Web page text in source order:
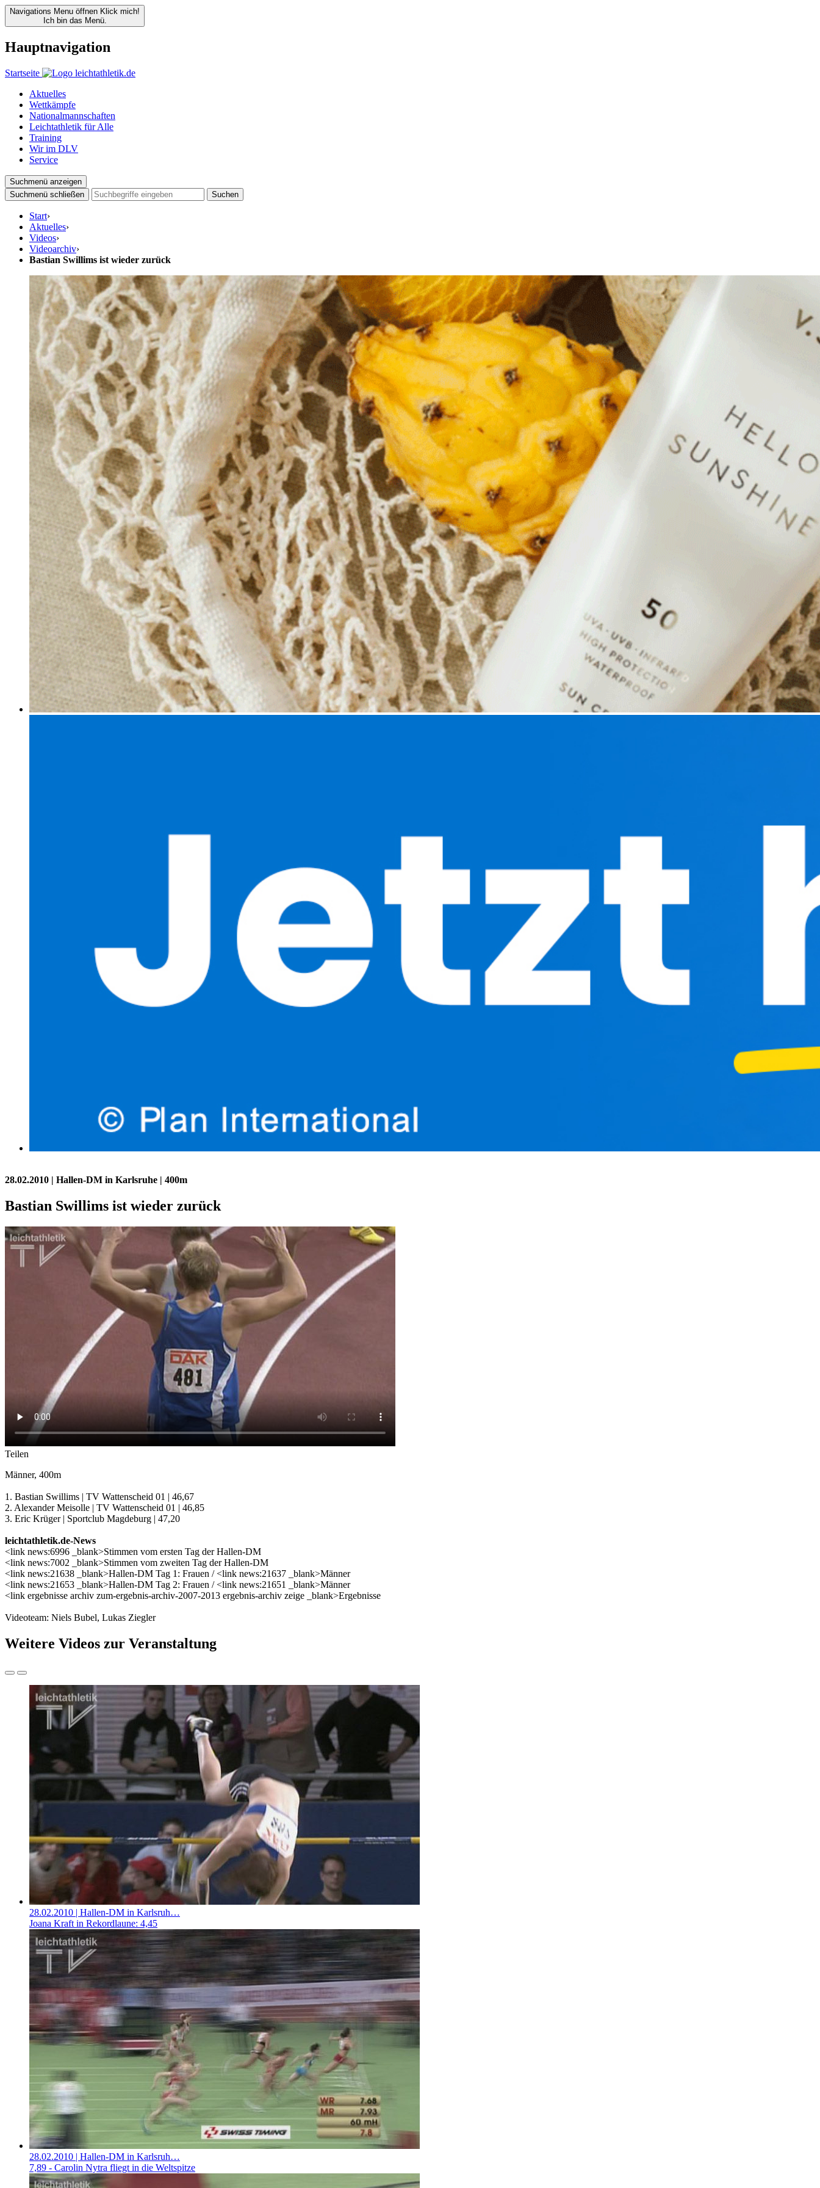
Navigations Menu öffnen Klick mich!
Ich bin das Menü.
Hauptnavigation
Startseite
Aktuelles
Wettkämpfe
Nationalmannschaften
Leichtathletik für Alle
Training
Wir im DLV
Service
Suchmenü anzeigen
Suchmenü schließen
Suchen
Start›
Aktuelles›
Videos›
Videoarchiv›
Bastian Swillims ist wieder zurück
28.02.2010 | Hallen-DM in Karlsruhe | 400m
Bastian Swillims ist wieder zurück
Teilen
Männer, 400m
1. Bastian Swillims | TV Wattenscheid 01 | 46,67
2. Alexander Meisolle | TV Wattenscheid 01 | 46,85
3. Eric Krüger | Sportclub Magdeburg | 47,20
leichtathletik.de-News
<link news:6996 _blank>Stimmen vom ersten Tag der Hallen-DM
<link news:7002 _blank>Stimmen vom zweiten Tag der Hallen-DM
<link news:21638 _blank>Hallen-DM Tag 1: Frauen / <link news:21637 _blank>Männer
<link news:21653 _blank>Hallen-DM Tag 2: Frauen / <link news:21651 _blank>Männer
<link ergebnisse archiv zum-ergebnis-archiv-2007-2013 ergebnis-archiv zeige _blank>Ergebnisse
Videoteam: Niels Bubel, Lukas Ziegler
Weitere Videos zur Veranstaltung
28.02.2010 | Hallen-DM in Karlsruh…
Joana Kraft in Rekordlaune: 4,45
28.02.2010 | Hallen-DM in Karlsruh…
7,89 - Carolin Nytra fliegt in die Weltspitze